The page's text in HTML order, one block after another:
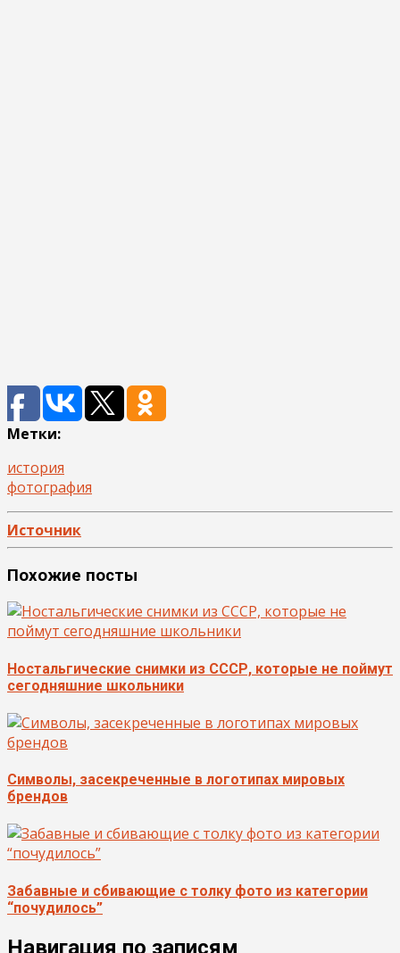
Метки:
история
фотография
Источник
Похожие посты
Ностальгические снимки из СССР, которые не поймут
сегодняшние школьники
Символы, засекреченные в логотипах мировых
брендов
Забавные и сбивающие с толку фото из категории
“почудилось”
Навигация по записям